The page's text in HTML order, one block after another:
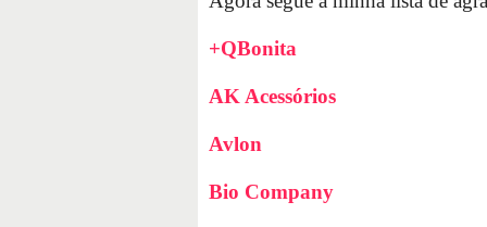
+QBonita
AK Acessórios
Avlon
Bio Company